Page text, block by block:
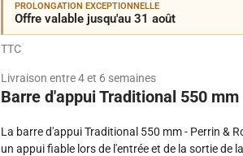
PROLONGATION EXCEPTIONNELLE
Offre valable jusqu'au 31 août
TTC
Livraison entre 4 et 6 semaines
Barre d'appui Traditional 550
La barre d'appui Traditional 550 mm - Perrin &
un appui fiable lors de l'entrée et de la sortie de